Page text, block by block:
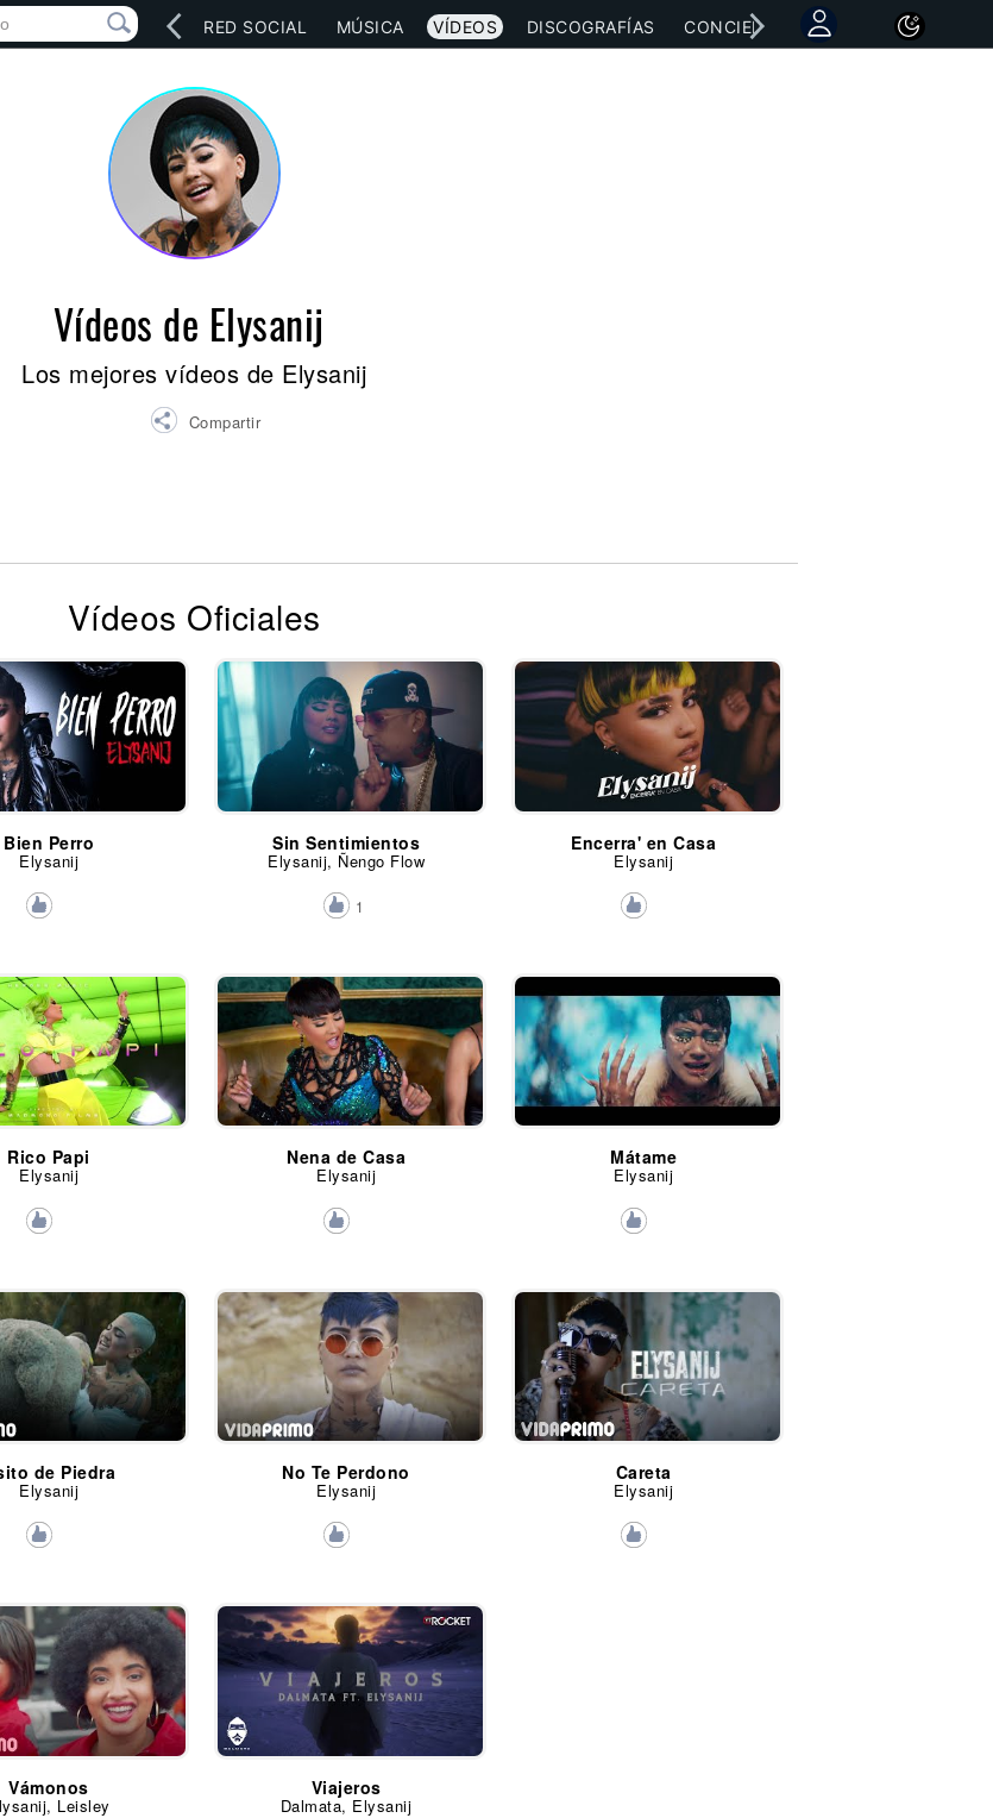
INICIO ARTISTAS RED SOCIAL MÚSICA VÍDEOS DISCOGRAFÍAS CONCIERTOS LETRAS
Vídeos de Elysanij
Los mejores vídeos de Elysanij
Compartir
Vídeos Oficiales
Bien Perro
Elysanij
Sin Sentimientos
Elysanij, Ñengo Flow
1
Encerra' en Casa
Elysanij
Rico Papi
Elysanij
Nena de Casa
Elysanij
Mátame
Elysanij
de Piedra
Elysanij
No Te Perdono
Elysanij
Careta
Elysanij
Vámonos
Leisley
Viajeros
Dalmata, Elysanij